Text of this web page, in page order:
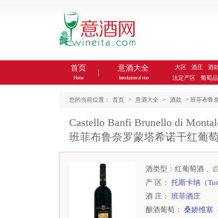
首页
Home
意酒大全
Introduzione al vino
大区 酒庄
酒
法定产区
葡萄
您的当前位置： 首页 > 意酒大全 > 酒款 > 班菲布鲁
Castello Banfi Brunello di
班菲布鲁奈罗蒙塔希诺干红葡
酒类型：红葡萄酒 、
产 区： 托斯卡纳（
酒 庄： 班菲酒庄
酿酒葡萄： 桑娇维塞